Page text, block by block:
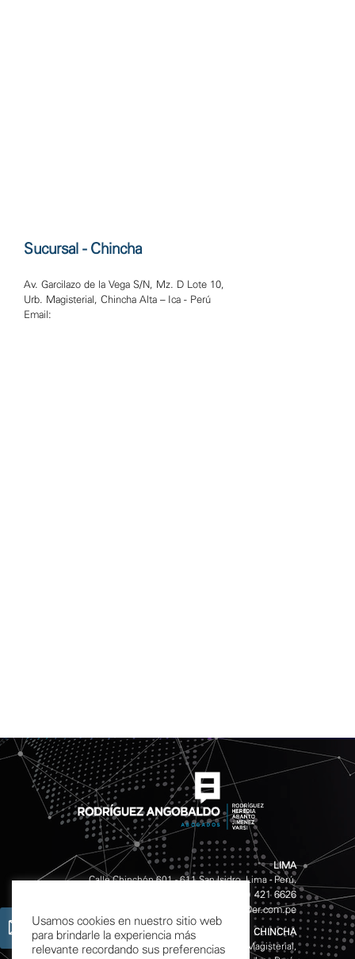
Sucursal - Chincha
Av. Garcilazo de la Vega S/N, Mz. D Lote 10,
Urb. Magisterial, Chincha Alta – Ica - Perú
Email:
LIMA
Calle Chinchón 601 - 611 San Isidro, Lima - Perú.
(511) 421 6626
info@er.com.pe
CHINCHA
Av. Garcilazo de la Vega S/N, Mz. D Lote 10, Urb. Magisterial,
Usamos cookies en nuestro sitio web
para brindarle la experiencia más
relevante recordando sus preferencias